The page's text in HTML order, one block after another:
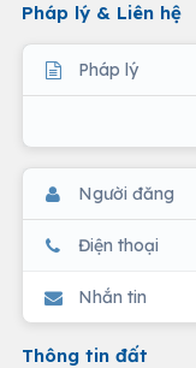
Pháp lý & Liên hệ
Pháp lý
Người đăng
Điện thoại
Nhắn tin
Thông tin đất